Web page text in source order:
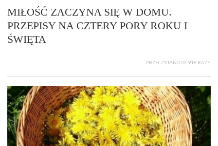
MIŁOŚĆ ZACZYNA SIĘ W DOMU.
PRZEPISY NA CZTERY PORY ROKU I
ŚWIĘTA
PRZECZYTANO 33 918 RAZY